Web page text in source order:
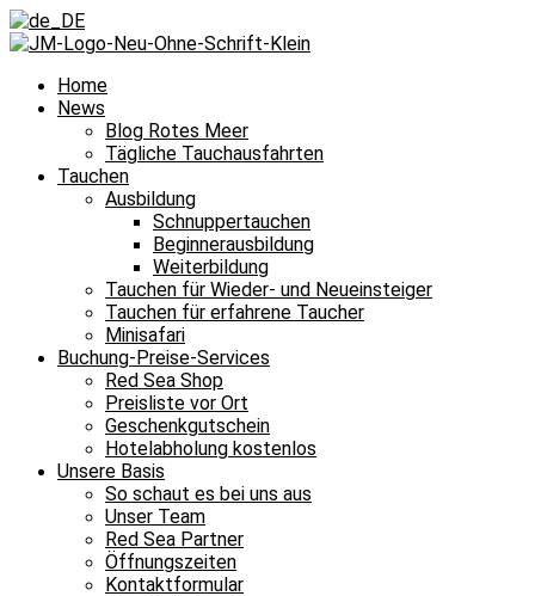
Home
News
Blog Rotes Meer
Tägliche Tauchausfahrten
Tauchen
Ausbildung
Schnuppertauchen
Beginnerausbildung
Weiterbildung
Tauchen für Wieder- und Neueinsteiger
Tauchen für erfahrene Taucher
Minisafari
Buchung-Preise-Services
Red Sea Shop
Preisliste vor Ort
Geschenkgutschein
Hotelabholung kostenlos
Unsere Basis
So schaut es bei uns aus
Unser Team
Red Sea Partner
Öffnungszeiten
Kontaktformular